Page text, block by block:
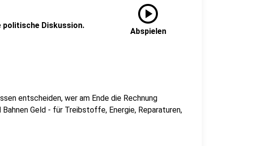
politische Diskussion.
play_circle
Abspielen
entscheiden, wer am Ende die Rechnung
Geld - für Treibstoffe, Energie, Reparaturen,